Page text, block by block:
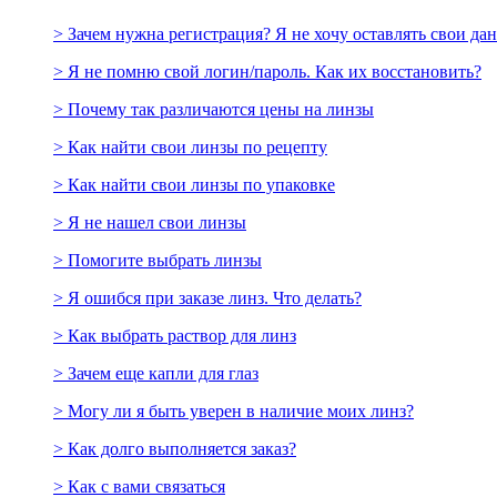
> Зачем нужна регистрация? Я не хочу оставлять свои
> Я не помню свой логин/пароль. Как их восстановить?
> Почему так различаются цены на линзы
> Как найти свои линзы по рецепту
> Как найти свои линзы по упаковке
> Я не нашел свои линзы
> Помогите выбрать линзы
> Я ошибся при заказе линз. Что делать?
> Как выбрать раствор для линз
> Зачем еще капли для глаз
> Могу ли я быть уверен в наличие моих линз?
> Как долго выполняется заказ?
> Как с вами связаться